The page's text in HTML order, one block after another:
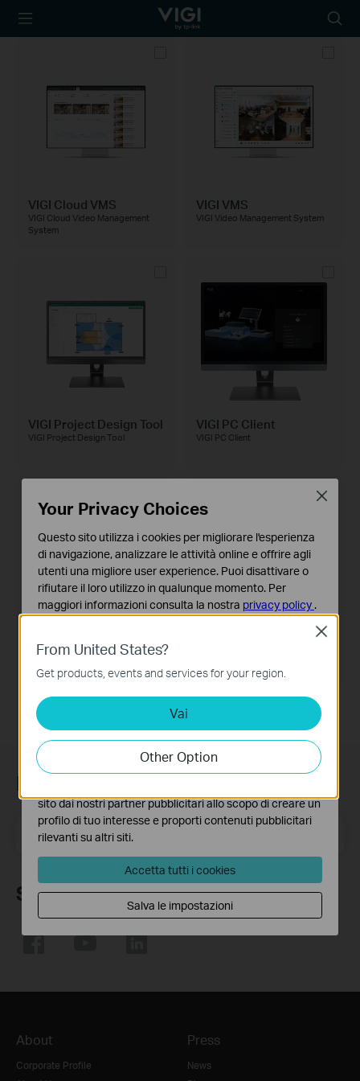
TP-Link, Reliably
icon
VIGI Cloud VMS
VIGI Cloud Video Management
System
VIGI VMS
VIGI Video Management System
VIGI Project Design Tool
VIGI Project Design Tool
VIGI PC Client
VIGI PC Client
VIGI Config Tool
VIGI Config Tool
Iscriviti alla newsletter
Indirizzo email
Seguici
About
Corporate Profile
Press
News
From United States?
Get products, events and services for your region.
Vai
Other Option
Close
Your Privacy Choices
Questo sito utilizza i cookies per migliorare l'esperienza
di navigazione, analizzare le attività online e offrire agli
utenti una migliore user experience. Puoi disattivare o
rifiutare il loro utilizzo in qualunque momento. Per
maggiori informazioni consulta la nostra privacy policy .
Questi cookies sono necessari per il corretto
funzionamento del sito e non possono essere disattivati
nel tuo sistema.
Analytics e Marketing Cookies
I cookies analitici ci permettono di analizzare le tue
attività sul nostro sito allo scopo di migliorarne le
funzionalità.
sito dai nostri partner pubblicitari allo scopo di creare un
profilo di tuo interesse e proporti contenuti pubblicitari
rilevanti su altri siti.
Accetta tutti i cookies
Salva le impostazioni
Close